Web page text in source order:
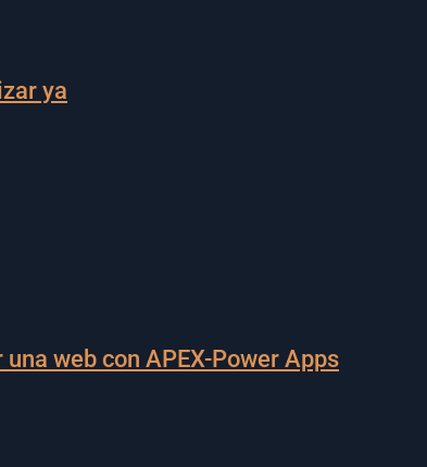
ya
web con APEX-Power Apps